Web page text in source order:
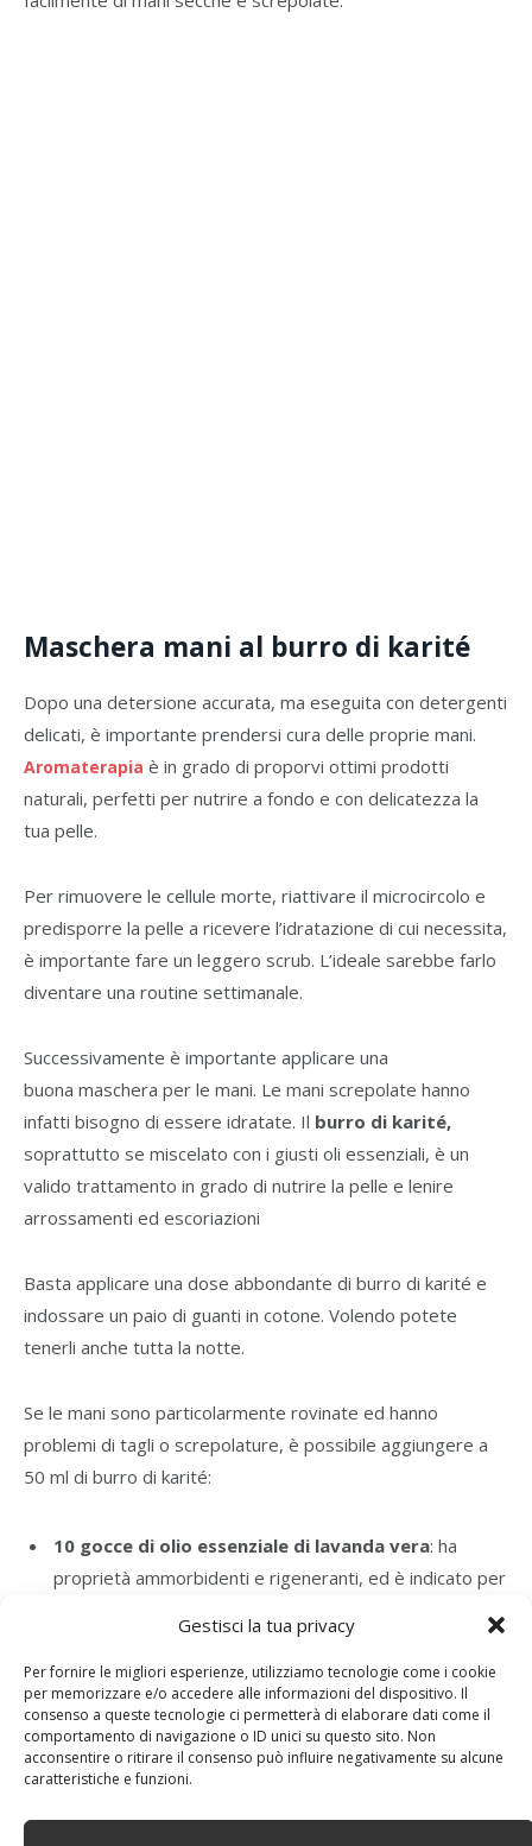
Gestisci la tua privacy
Per fornire le migliori esperienze, utilizziamo tecnologie come i cookie
per memorizzare e/o accedere alle informazioni del dispositivo. Il
consenso a queste tecnologie ci permetterà di elaborare dati come il
comportamento di navigazione o ID unici su questo sito. Non
acconsentire o ritirare il consenso può influire negativamente su alcune
caratteristiche e funzioni.
Maschera mani al burro di karité
Dopo una detersione accurata, ma eseguita con detergenti
delicati, è importante prendersi cura delle proprie mani.
Aromaterapia è in grado di proporvi ottimi prodotti
naturali, perfetti per nutrire a fondo e con delicatezza la
tua pelle.
Per rimuovere le cellule morte, riattivare il microcircolo e
predisporre la pelle a ricevere l’idratazione di cui necessita,
è importante fare un leggero scrub. L’ideale sarebbe farlo
diventare una routine settimanale.
Successivamente è importante applicare una
buona maschera per le mani. Le mani screpolate hanno
infatti bisogno di essere idratate. Il burro di karité,
soprattutto se miscelato con i giusti oli essenziali, è un
valido trattamento in grado di nutrire la pelle e lenire
arrossamenti ed escoriazioni
Basta applicare una dose abbondante di burro di karité e
indossare un paio di guanti in cotone. Volendo potete
tenerli anche tutta la notte.
Se le mani sono particolarmente rovinate ed hanno
problemi di tagli o screpolature, è possibile aggiungere a
50 ml di burro di karité:
10 gocce di olio essenziale di lavanda vera: ha
proprietà ammorbidenti e rigeneranti, ed è indicato per
essenziali di incenso e legno di rosa facilitano la
cicatrizzazione di eventuali tagli e spaccature causate
dal freddo.
In caso di geloni frizionate le mani con un preparato